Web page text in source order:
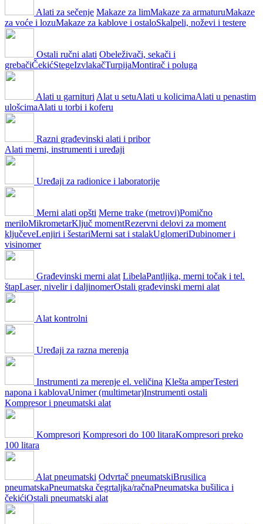
Alati za sečenje Makaze za limMakaze za armaturuMakaze
za voće i lozuMakaze za kablove i ostaloSkalpeli, noževi i testere
Ostali ručni alati Obeleživači, sekači i
grebačiČekićStegeIzvlakačTurpijaMontirač i poluga
Alati u garnituriAlat u setuAlati u kolicimaAlati u penastim
ulošcimaAlati u torbi i koferu
Razni građevinski alati i pribor
Alati merni, instrumenti i uređaji
Uređaji za radionice i laboratorije
Merni alati opšti Merne trake (metrovi)Pomično
meriloMikrometarKljuč momentRezervni delovi za moment
ključeveLenjiri i šestariMerni sat i stalakUglomeriDubinomer i
visinomer
Građevinski merni alat LibelaPantljika, merni točak i tel.
štapLaser, nivelir i daljinomerOstali građevinski merni alat
Alat kontrolni
Uređaji za razna merenja
Instrumenti za merenje el. veličina Klešta amperTesteri
napona i kablovaUnimer (multimetar)Instrumenti ostali
Kompresor i pneumatski alat
Kompresori Kompresori do 100 litaraKompresori preko
100 litara
Alat pneumatski Odvrtač pneumatskiBrusilica
pneumatskaPneumatska čegrtaljka/račnaPneumatska bušilica i
čekićiOstali pneumatski alat